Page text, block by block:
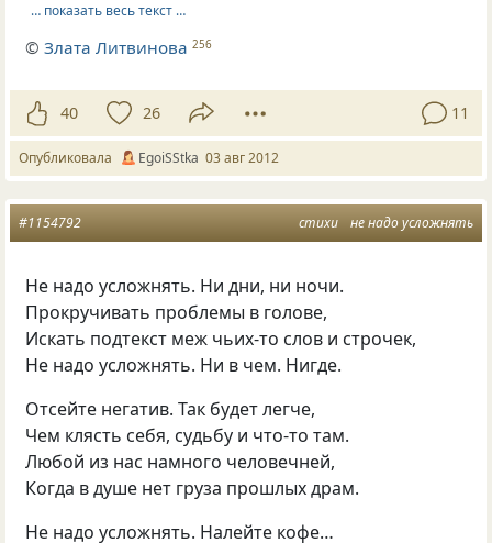
… показать весь текст …
©Злата Литвинова 256
40 26 11
Опубликовала EgoiSStka 03 авг 2012
стихи не надо усложнять
#1154792
Не надо усложнять. Ни дни, ни ночи.
Прокручивать проблемы в голове,
Искать подтекст меж чьих-то слов и строчек,
Не надо усложнять. Ни в чем. Нигде.
Отсейте негатив. Так будет легче,
Чем клясть себя, судьбу и что-то там.
Любой из нас намного человечней,
Когда в душе нет груза прошлых драм.
Не надо усложнять. Налейте кофе…